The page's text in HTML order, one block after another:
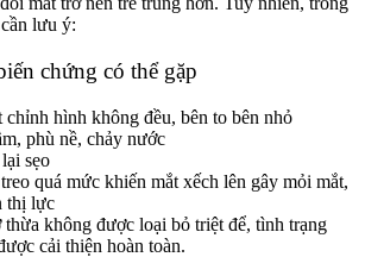
lưu ý:
chứng có thể gặp
chỉnh hình không đều, bên to bên nhỏ
phù nề, chảy nước
sẹo
quá mức khiến mắt xếch lên gây mỏi mắt,
thị lực
thừa không được loại bỏ triệt để, tình trạng
cải thiện hoàn toàn.